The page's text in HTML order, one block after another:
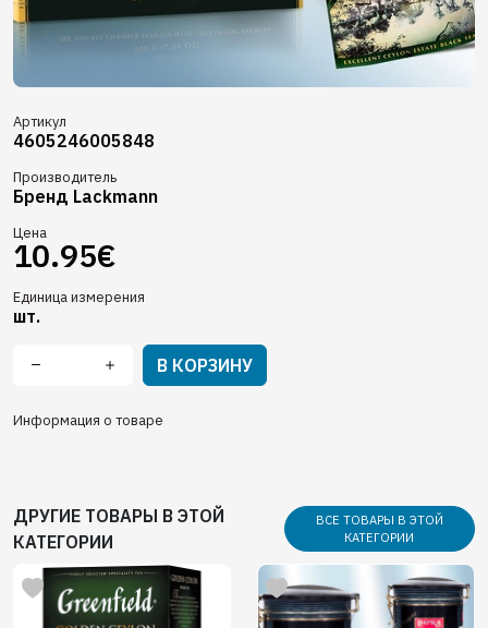
Артикул
4605246005848
Производитель
Бренд Lackmann
Цена
10.95€
Единица измерения
шт.
В КОРЗИНУ
Информация о товаре
ДРУГИЕ ТОВАРЫ В ЭТОЙ
КАТЕГОРИИ
ВСЕ ТОВАРЫ В ЭТОЙ
КАТЕГОРИИ